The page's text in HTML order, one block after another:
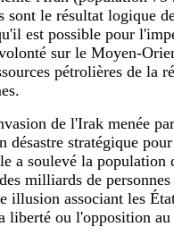
sont le résultat logique
est possible pour
sur le Moyen-
pétrolières de la
de l'Irak menée
désastre stratégique
a soulevé la population
milliards de
illusion associant les
liberté ou l'opposition